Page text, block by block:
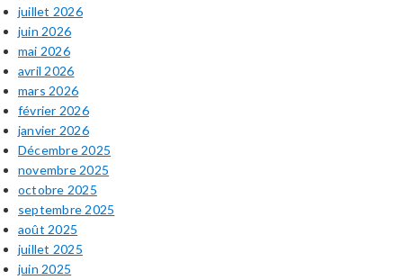
juillet 2026
juin 2026
mai 2026
avril 2026
mars 2026
février 2026
janvier 2026
Décembre 2025
novembre 2025
octobre 2025
septembre 2025
août 2025
juillet 2025
juin 2025